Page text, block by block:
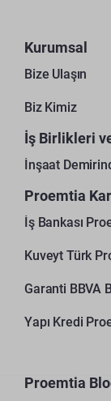
Kurumsal
Bize Ulaşın
Biz Kimiz
İş Birlikleri
İnşaat
Proemtia
İş Bankası
Kuveyt Türk
Garanti BBVA
Yapı Kredi
Proemtia